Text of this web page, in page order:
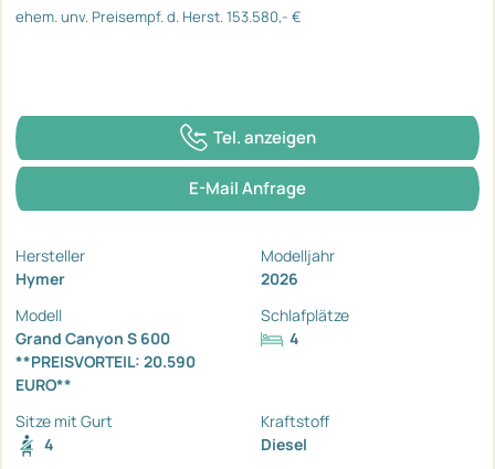
ehem. unv. Preisempf. d. Herst. 153.580,- €
Tel. anzeigen
E-Mail Anfrage
Hersteller
Hymer
Modelljahr
2026
Modell
Grand Canyon S 600
**PREISVORTEIL: 20.590
EURO**
Schlafplätze
4
Sitze mit Gurt
4
Kraftstoff
Diesel